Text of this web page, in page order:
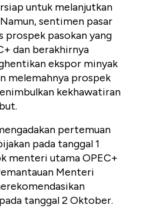
untuk melanjutkan
sentimen pasar
prospek pasokan yang
dan berakhirnya
ekspor minyak
melemahnya prospek
kekhawatiran
pertemuan
pada tanggal 1
menteri utama OPEC+
Menteri
tanggal 2 Oktober.